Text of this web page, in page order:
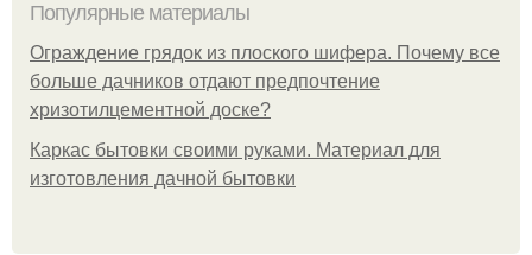
Популярные материалы
Ограждение грядок из плоского шифера. Почему все
больше дачников отдают предпочтение
хризотилцементной доске?
Каркас бытовки своими руками. Материал для
изготовления дачной бытовки